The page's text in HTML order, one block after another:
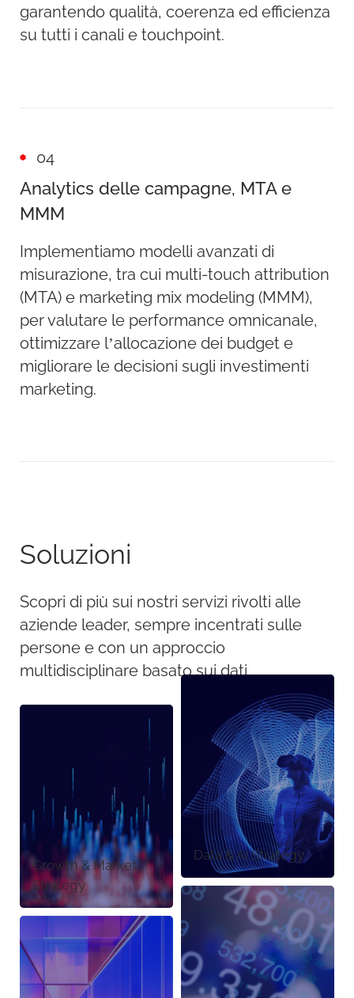
garantendo qualità, coerenza ed efficienza
su tutti i canali e touchpoint.
04
Analytics delle campagne, MTA e
MMM
Implementiamo modelli avanzati di
misurazione, tra cui multi-touch attribution
(MTA) e marketing mix modeling (MMM),
per valutare le performance omnicanale,
ottimizzare l’allocazione dei budget e
migliorare le decisioni sugli investimenti
marketing.
Soluzioni
Scopri di più sui nostri servizi rivolti alle
aziende leader, sempre incentrati sulle
persone e con un approccio
multidisciplinare basato sui dati.
Growth & Market
Strategy
Data & AI Strategy